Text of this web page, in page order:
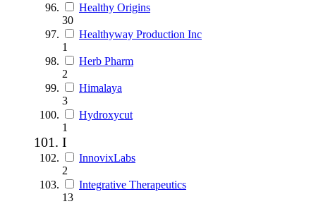
Healthy Origins
30
Healthyway Production Inc
1
Herb Pharm
2
Himalaya
3
Hydroxycut
1
I
InnovixLabs
2
Integrative Therapeutics
13